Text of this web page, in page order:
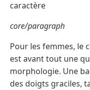
caractère
core/paragraph
Pour les femmes, le
est avant tout une
morphologie. Une
des doigts graciles,